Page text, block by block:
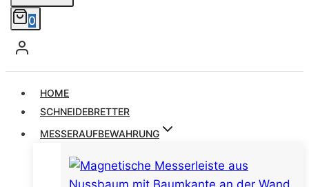
0
HOME
SCHNEIDEBRETTER
MESSERAUFBEWAHRUNG